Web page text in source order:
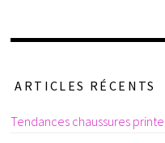
ARTICLES RÉCENTS
Tendances chaussures